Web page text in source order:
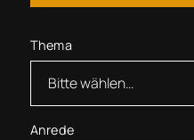
Thema
Anrede